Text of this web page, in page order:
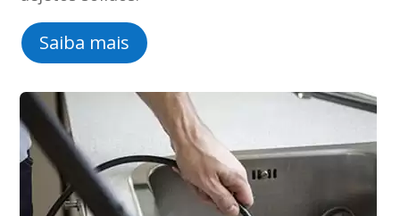
Saiba mais